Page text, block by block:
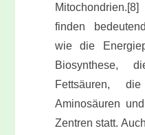
finden
wie die
Biosynthese,
Fettsäuren,
Aminosäuren
Zentren statt.